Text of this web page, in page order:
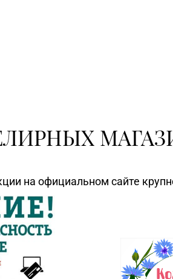
на официальном сайте